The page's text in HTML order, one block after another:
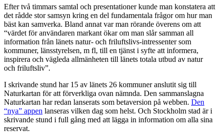
Efter två timmars samtal och presentationer kunde man konstatera att
det rådde stor samsyn kring en del fundamentala frågor om hur man
bäst kan samverka. Bland annat var man rörande överens om att
“värdet för användaren markant ökar om man slår samman all
information från länets natur- och friluftslivs-intressenter som
kommuner, länsstyrelsen, m fl, till en tjänst i syfte att informera,
inspirera och vägleda allmänheten till länets totala utbud av natur
och friluftsliv”.
I skrivande stund har 15 av länets 26 kommuner anslutit sig till
Naturkartan för att förverkliga ovan nämnda. Den sammanslagna
Naturkartan har redan lanserats som betaversion på webben. Den
“nya” appen lanseras vilken dag som helst. Och Stockholm stad är i
skrivande stund i full gång med att lägga in information om alla sina
reservat.